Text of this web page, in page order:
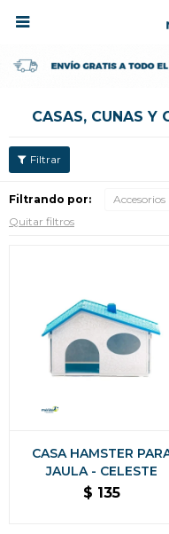

CASAS, CUNAS Y
Filtrando por: Accesorios
Quitar filtros
CASA HAMSTER
JAULA - CELESTE
$ 135